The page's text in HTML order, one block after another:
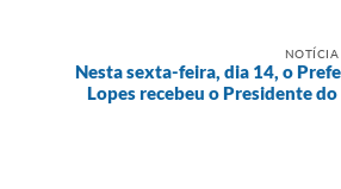
NOTÍCIA
Nesta sexta-feira, dia 14, o
Lopes recebeu o Presidente